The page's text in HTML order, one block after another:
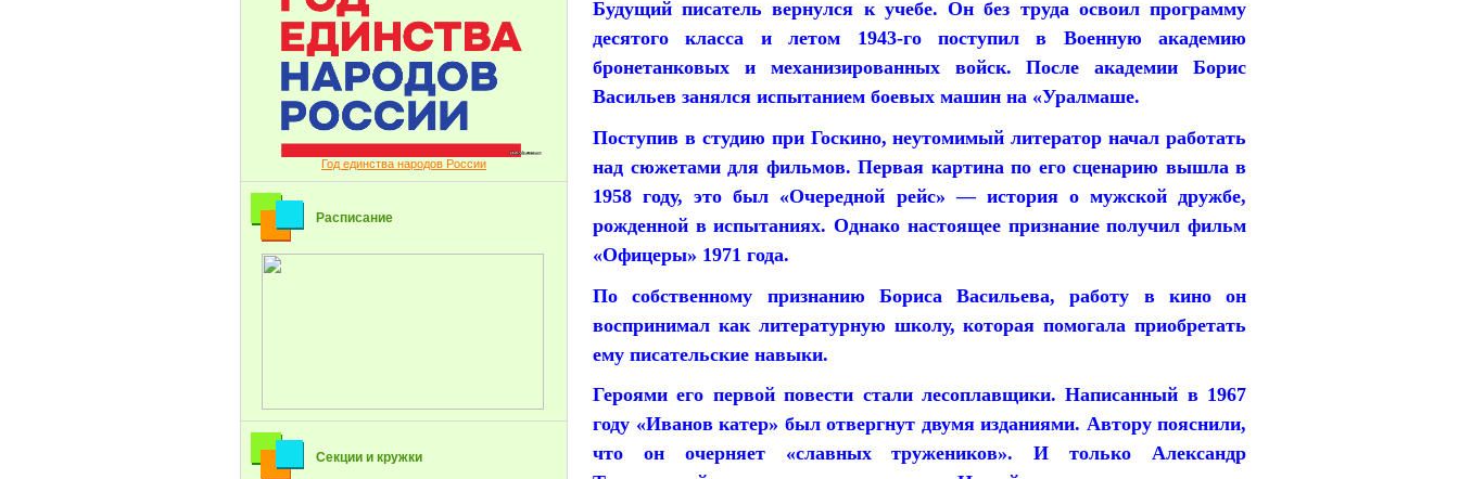
Год единства народов России
Расписание
Секции и кружки
Будущий писатель вернулся к учебе. Он без труда освоил программу
десятого класса и летом 1943-го поступил в Военную академию
бронетанковых и механизированных войск. После академии Борис
Васильев занялся испытанием боевых машин на «Уралмаше.
Поступив в студию при Госкино, неутомимый литератор начал работать
над сюжетами для фильмов. Первая картина по его сценарию вышла в
1958 году, это был «Очередной рейс» — история о мужской дружбе,
рожденной в испытаниях. Однако настоящее признание получил фильм
«Офицеры» 1971 года.
По собственному признанию Бориса Васильева, работу в кино он
воспринимал как литературную школу, которая помогала приобретать
ему писательские навыки.
Героями его первой повести стали лесоплавщики. Написанный в 1967
году «Иванов катер» был отвергнут двумя изданиями. Автору пояснили,
что он очерняет «славных тружеников». И только Александр